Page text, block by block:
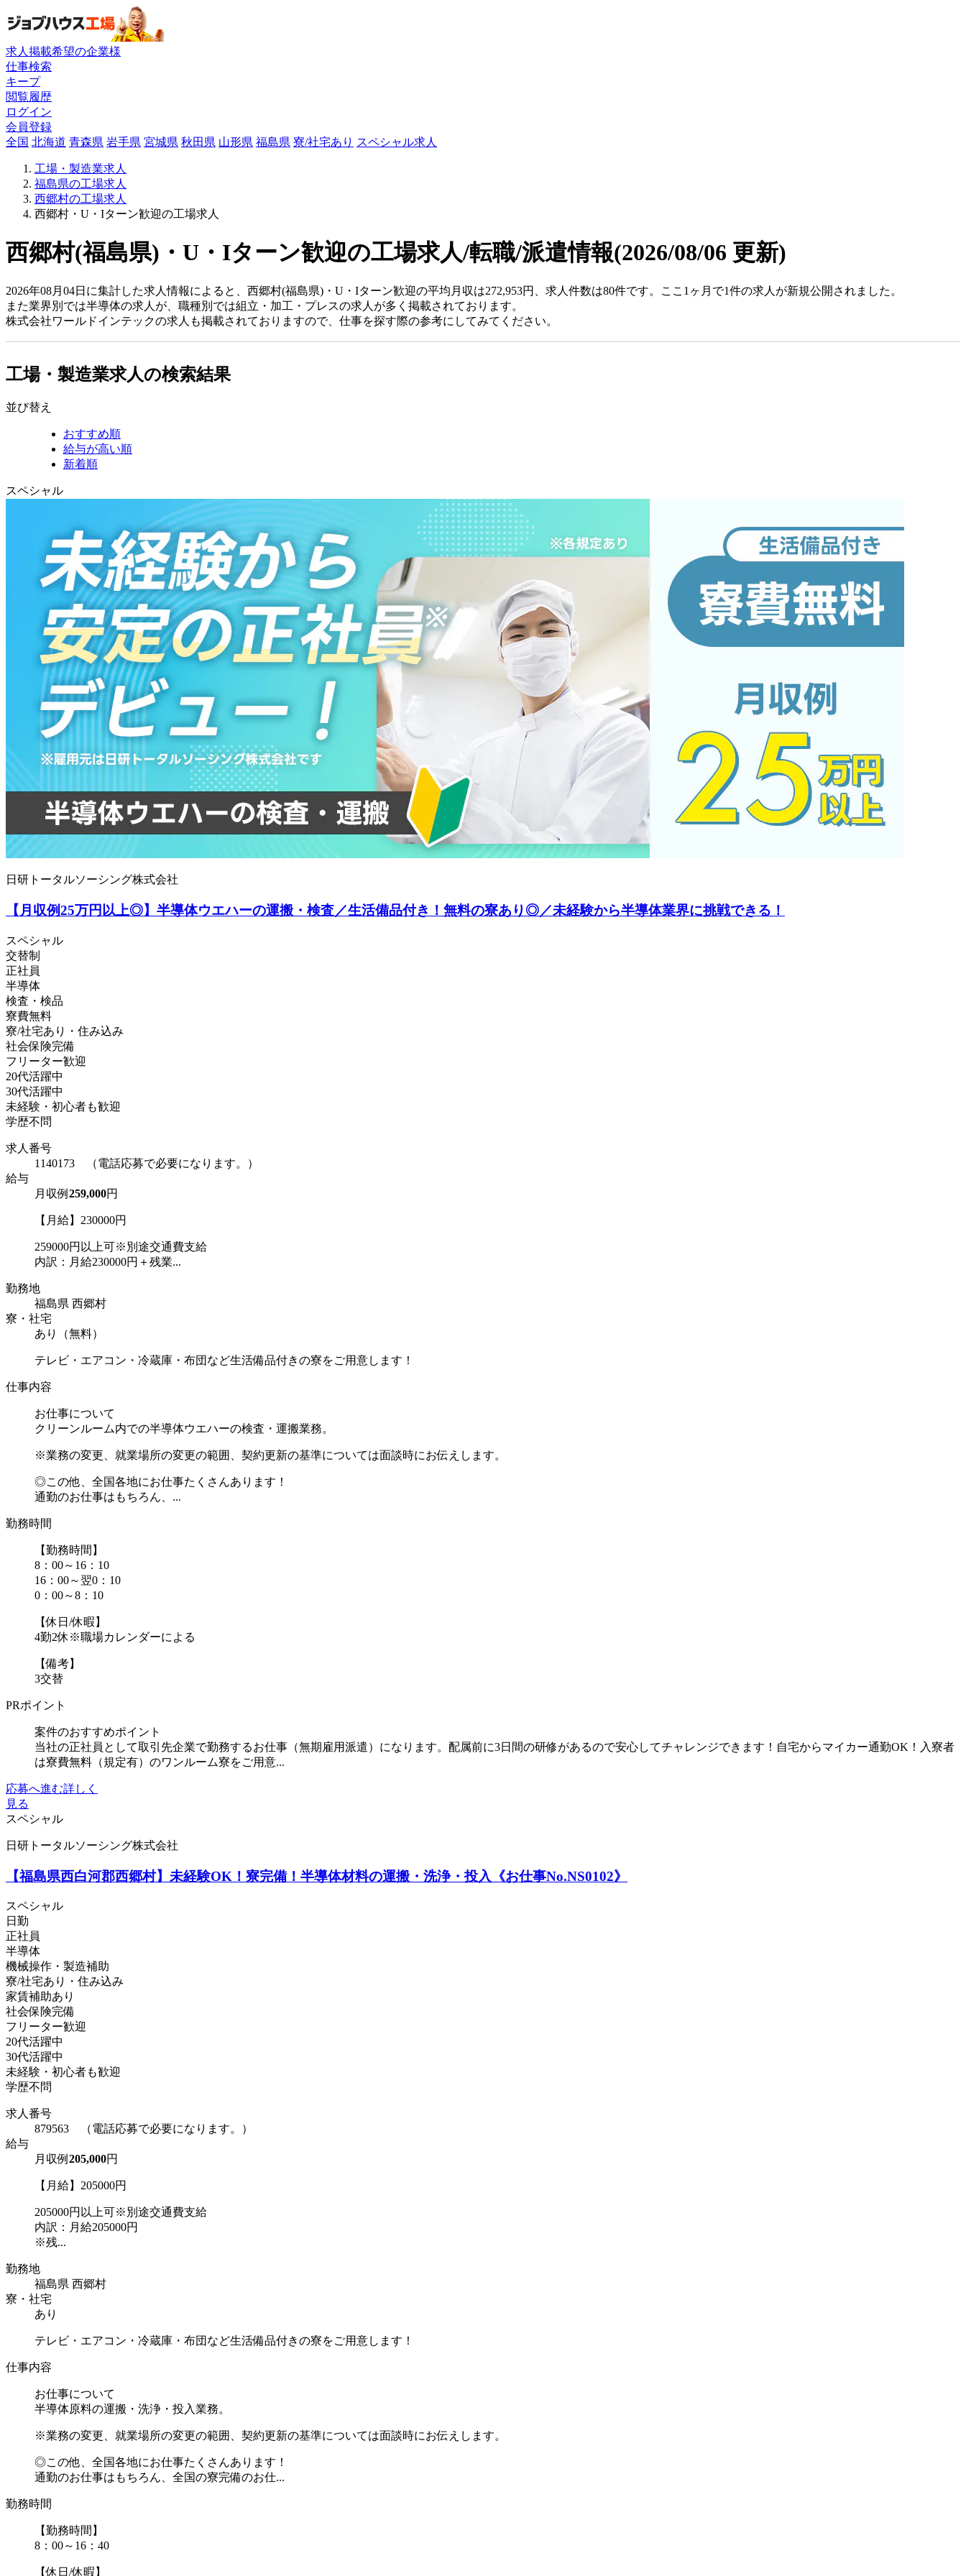
求人掲載希望の企業様
仕事検索
キープ
閲覧履歴
ログイン
会員登録
全国 北海道 青森県 岩手県 宮城県 秋田県 山形県 福島県 寮/社宅あり スペシャル求人
工場・製造業求人
福島県の工場求人
西郷村の工場求人
西郷村・U・Iターン歓迎の工場求人
西郷村(福島県)・U・Iターン歓迎の工場求人/転職/派遣情報(2026/08/06 更新)
2026年08月04日に集計した求人情報によると、西郷村(福島県)・U・Iターン歓迎の平均月収は272,953円、求人件数は80件です。ここ1ヶ月で1件の求人が新規公開されました。
また業界別では半導体の求人が、職種別では組立・加工・プレスの求人が多く掲載されております。
株式会社ワールドインテックの求人も掲載されておりますので、仕事を探す際の参考にしてみてください。
工場・製造業求人の検索結果
並び替え
おすすめ順
給与が高い順
新着順
スペシャル
日研トータルソーシング株式会社
【月収例25万円以上◎】半導体ウエハーの運搬・検査／生活備品付き！無料の寮あり◎／未経験から半導体業界に挑戦できる！
スペシャル
交替制
正社員
半導体
検査・検品
寮費無料
寮/社宅あり・住み込み
社会保険完備
フリーター歓迎
20代活躍中
30代活躍中
未経験・初心者も歓迎
学歴不問
求人番号
1140173 （電話応募で必要になります。）
給与
月収例 259,000円
【月給】230000円
259000円以上可※別途交通費支給
内訳：月給230000円＋残業...
勤務地
福島県 西郷村
寮・社宅
あり（無料）
テレビ・エアコン・冷蔵庫・布団など生活備品付きの寮をご用意します！
仕事内容
お仕事について
クリーンルーム内での半導体ウエハーの検査・運搬業務。
※業務の変更、就業場所の変更の範囲、契約更新の基準については面談時にお伝えします。
◎この他、全国各地にお仕事たくさんあります！
通勤のお仕事はもちろん、...
勤務時間
【勤務時間】
8：00～16：10
16：00～翌0：10
0：00～8：10
【休日/休暇】
4勤2休※職場カレンダーによる
【備考】
3交替
PRポイント
案件のおすすめポイント
当社の正社員として取引先企業で勤務するお仕事（無期雇用派遣）になります。配属前に3日間の研修があるので安心してチャレンジできます！自宅からマイカー通勤OK！入寮者
は寮費無料（規定有）のワンルーム寮をご用意...
応募へ進む詳しく
見る
スペシャル
日研トータルソーシング株式会社
【福島県西白河郡西郷村】未経験OK！寮完備！半導体材料の運搬・洗浄・投入《お仕事No.NS0102》
スペシャル
日勤
正社員
半導体
機械操作・製造補助
寮/社宅あり・住み込み
家賃補助あり
社会保険完備
フリーター歓迎
20代活躍中
30代活躍中
未経験・初心者も歓迎
学歴不問
求人番号
879563 （電話応募で必要になります。）
給与
月収例 205,000円
【月給】205000円
205000円以上可※別途交通費支給
内訳：月給205000円
※残...
勤務地
福島県 西郷村
寮・社宅
あり
テレビ・エアコン・冷蔵庫・布団など生活備品付きの寮をご用意します！
仕事内容
お仕事について
半導体原料の運搬・洗浄・投入業務。
※業務の変更、就業場所の変更の範囲、契約更新の基準については面談時にお伝えします。
◎この他、全国各地にお仕事たくさんあります！
通勤のお仕事はもちろん、全国の寮完備のお仕...
勤務時間
【勤務時間】
8：00～16：40
【休日/休暇】